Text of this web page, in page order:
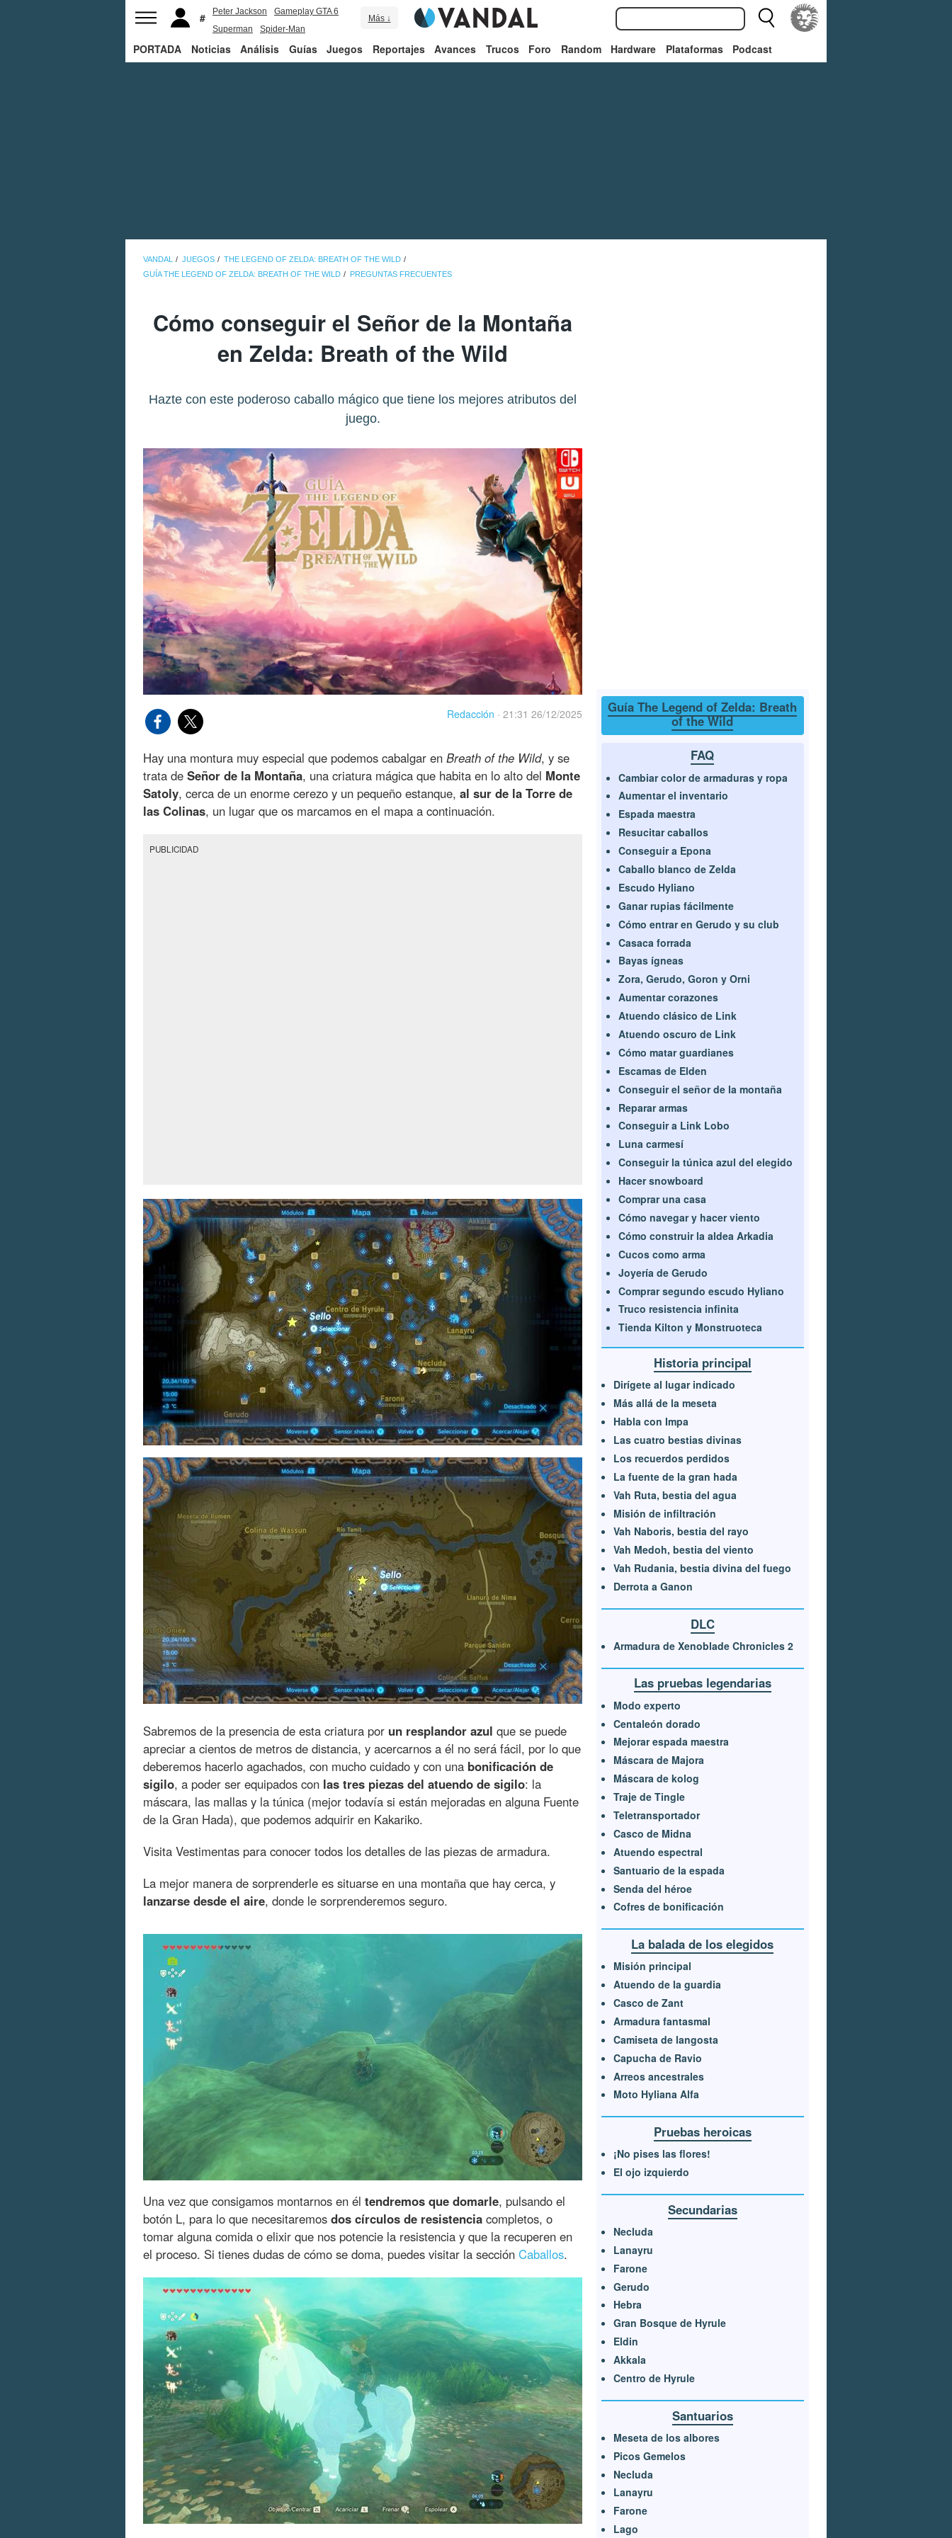
Peter Jackson
Gameplay GTA 6
Superman
Spider-Man
Más ↓
PORTADA Noticias Análisis Guías Juegos Reportajes Avances Trucos Foro Random Hardware Plataformas Podcast
VANDAL JUEGOS
THE LEGEND OF ZELDA: BREATH OF THE WILD
GUÍA THE LEGEND OF ZELDA: BREATH OF THE WILD
PREGUNTAS FRECUENTES
Cómo conseguir el Señor de la Montaña
en Zelda: Breath of the Wild
Hazte con este poderoso caballo mágico que tiene los mejores atributos del
juego.
Redacción · 21:31 26/12/2025
Hay una montura muy especial que podemos cabalgar en Breath of the Wild, y se
trata de Señor de la Montaña, una criatura mágica que habita en lo alto del Monte
Satoly, cerca de un enorme cerezo y un pequeño estanque, al sur de la Torre de
las Colinas, un lugar que os marcamos en el mapa a continuación.
PUBLICIDAD
Sabremos de la presencia de esta criatura por un resplandor azul que se puede
apreciar a cientos de metros de distancia, y acercarnos a él no será fácil, por lo que
deberemos hacerlo agachados, con mucho cuidado y con una bonificación de
sigilo, a poder ser equipados con las tres piezas del atuendo de sigilo: la
máscara, las mallas y la túnica (mejor todavía si están mejoradas en alguna Fuente
de la Gran Hada), que podemos adquirir en Kakariko.
Visita Vestimentas para conocer todos los detalles de las piezas de armadura.
La mejor manera de sorprenderle es situarse en una montaña que hay cerca, y
lanzarse desde el aire, donde le sorprenderemos seguro.
Una vez que consigamos montarnos en él tendremos que domarle, pulsando el
botón L, para lo que necesitaremos dos círculos de resistencia completos, o
tomar alguna comida o elixir que nos potencie la resistencia y que la recuperen en
el proceso. Si tienes dudas de cómo se doma, puedes visitar la sección Caballos.
Guía The Legend of Zelda: Breath
of the Wild
FAQ
Cambiar color de armaduras y ropa
Aumentar el inventario
Espada maestra
Resucitar caballos
Conseguir a Epona
Caballo blanco de Zelda
Escudo Hyliano
Ganar rupias fácilmente
Cómo entrar en Gerudo y su club
Casaca forrada
Bayas ígneas
Zora, Gerudo, Goron y Orni
Aumentar corazones
Atuendo clásico de Link
Atuendo oscuro de Link
Cómo matar guardianes
Escamas de Elden
Conseguir el señor de la montaña
Reparar armas
Conseguir a Link Lobo
Luna carmesí
Conseguir la túnica azul del elegido
Hacer snowboard
Comprar una casa
Cómo navegar y hacer viento
Cómo construir la aldea Arkadia
Cucos como arma
Joyería de Gerudo
Comprar segundo escudo Hyliano
Truco resistencia infinita
Tienda Kilton y Monstruoteca
Historia principal
Dirígete al lugar indicado
Más allá de la meseta
Habla con Impa
Las cuatro bestias divinas
Los recuerdos perdidos
La fuente de la gran hada
Vah Ruta, bestia del agua
Misión de infiltración
Vah Naboris, bestia del rayo
Vah Medoh, bestia del viento
Vah Rudania, bestia divina del fuego
Derrota a Ganon
DLC
Armadura de Xenoblade Chronicles 2
Las pruebas legendarias
Modo experto
Centaleón dorado
Mejorar espada maestra
Máscara de Majora
Máscara de kolog
Traje de Tingle
Teletransportador
Casco de Midna
Atuendo espectral
Santuario de la espada
Senda del héroe
Cofres de bonificación
La balada de los elegidos
Misión principal
Atuendo de la guardia
Casco de Zant
Armadura fantasmal
Camiseta de langosta
Capucha de Ravio
Arreos ancestrales
Moto Hyliana Alfa
Pruebas heroicas
¡No pises las flores!
El ojo izquierdo
Secundarias
Necluda
Lanayru
Farone
Gerudo
Hebra
Gran Bosque de Hyrule
Eldin
Akkala
Centro de Hyrule
Santuarios
Meseta de los albores
Picos Gemelos
Necluda
Lanayru
Farone
Lago